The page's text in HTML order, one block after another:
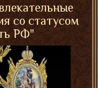
со статусом
РФ"